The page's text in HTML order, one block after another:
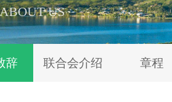
US
辞 联合会介绍 章程